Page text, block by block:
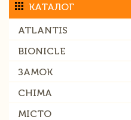
КАТАЛОГ
ATLANTIS
BIONICLE
ЗАМОК
CHIMA
МІСТО